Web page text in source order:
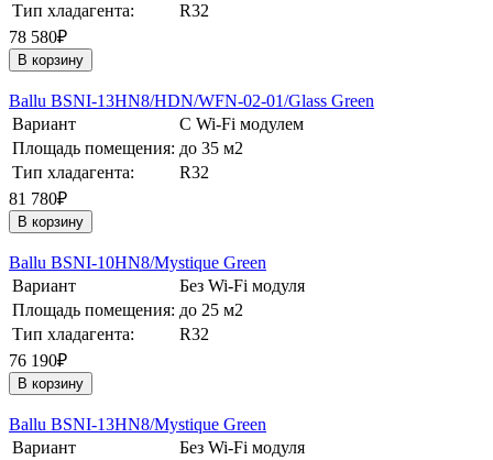
Тип хладагента:
R32
78 580₽
В корзину
Ballu BSNI-13HN8/HDN/WFN-02-01/Glass Green
Вариант
С Wi-Fi модулем
Площадь помещения: до 35 м2
Тип хладагента:
R32
81 780₽
В корзину
Ballu BSNI-10HN8/Mystique Green
Вариант
Без Wi-Fi модуля
Площадь помещения: до 25 м2
Тип хладагента:
R32
76 190₽
В корзину
Ballu BSNI-13HN8/Mystique Green
Вариант
Без Wi-Fi модуля